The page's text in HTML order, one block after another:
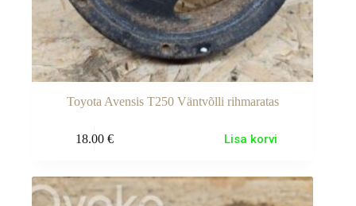
Toyota Avensis T250 Väntvõlli rihmaratas
18.00 € Lisa korvi